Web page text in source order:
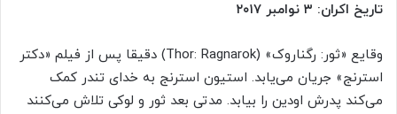
تاریخ اکران: ۳ نوامبر ۲۰۱۷
وقایع «ثور: رگناروک» (Thor: Ragnarok) دقیقا پس از فیلم «دکتر
استرنج» جریان می‌یابد. استیون استرنج به خدای تندر کمک
می‌کند پدرش اودین را بیابد. مدتی بعد ثور و لوکی تلاش می‌کنند